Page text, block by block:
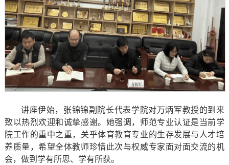
讲座伊始，张锦锦副院长代表学院对万炳军教授的到来
致以热烈欢迎和诚挚感谢。她强调，师范专业认证是当前学
院工作的重中之重，关乎体育教育专业的生存发展与人才培
养质量，希望全体教师珍惜此次与权威专家面对面交流的机
会，做到学有所思、学有所获。